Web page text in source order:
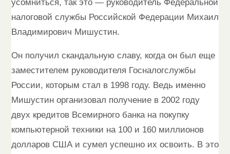
усомниться, так это — руководитель Федеральной
налоговой службы Российской Федерации Михаил
Владимирович Мишустин.
Он получил скандальную славу, когда он был еще
заместителем руководителя Госналогслужбы
России, которым стал в 1998 году. Ведь именно
Мишустин организовал получение в 2002 году
двух кредитов Всемирного банка на покупку
компьютерной техники на 100 и 160 миллионов
долларов США и сумел успешно их освоить. В это